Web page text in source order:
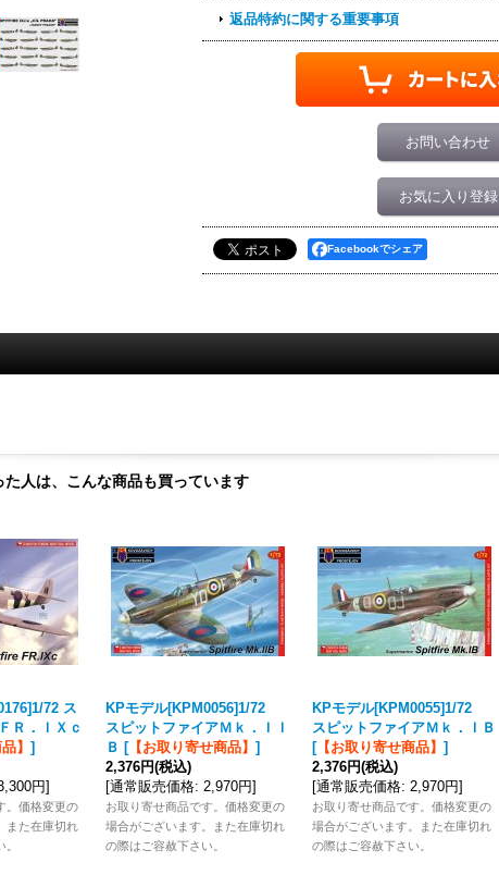
返品特約に関する重要事項
お問い合わせ
お気に入り登録
Facebookでシェア
た人は、こんな商品も買っています
72 ス
Ｒ．ＩＸｃ
】 ]
円]
。価格変更の
また在庫切れ
KPモデル[KPM0056]1/72
スピットファイアＭｋ．ＩＩ
Ｂ [【お取り寄せ商品】 ]
2,376円(税込)
[通常販売価格: 2,970円]
お取り寄せ商品です。価格変更の
場合がございます。また在庫切れ
の際はご容赦下さい。
KPモデル[KPM0055]1/72
スピットファイアＭｋ．ＩＢ
[【お取り寄せ商品】 ]
2,376円(税込)
[通常販売価格: 2,970円]
お取り寄せ商品です。価格変更の
場合がございます。また在庫切れ
の際はご容赦下さい。